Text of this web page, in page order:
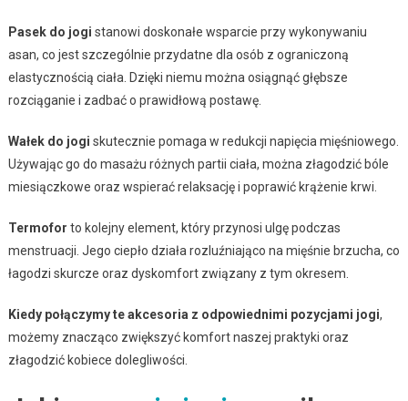
Pasek do jogi stanowi doskonałe wsparcie przy wykonywaniu
asan, co jest szczególnie przydatne dla osób z ograniczoną
elastycznością ciała. Dzięki niemu można osiągnąć głębsze
rozciąganie i zadbać o prawidłową postawę.
Wałek do jogi skutecznie pomaga w redukcji napięcia mięśniowego.
Używając go do masażu różnych partii ciała, można złagodzić bóle
miesiączkowe oraz wspierać relaksację i poprawić krążenie krwi.
Termofor to kolejny element, który przynosi ulgę podczas
menstruacji. Jego ciepło działa rozluźniająco na mięśnie brzucha, co
łagodzi skurcze oraz dyskomfort związany z tym okresem.
Kiedy połączymy te akcesoria z odpowiednimi pozycjami jogi,
możemy znacząco zwiększyć komfort naszej praktyki oraz
złagodzić kobiece dolegliwości.